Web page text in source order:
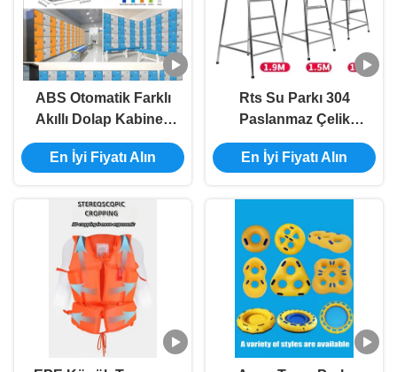
ABS Otomatik Farklı
Akıllı Dolap Kabineti
Public Digital Safe For
Swimming Pool
En İyi Fiyatı Alın
Rts Su Parkı 304
Paslanmaz Çelik
Cankurtaran Koltuğu
Şerit + Mavi Diğer Su
En İyi Fiyatı Alın